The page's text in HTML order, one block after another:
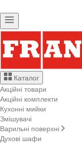
Каталог
Акційні товари
Акційні комплекти
Кухонні мийки
Змішувачі
Варильні поверхні
Духові шафи